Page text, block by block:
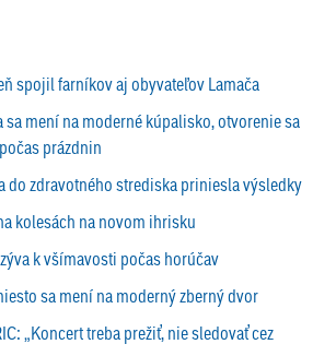
spojil farníkov aj obyvateľov Lamača
sa mení na moderné kúpalisko, otvorenie sa
prázdnin
do zdravotného strediska priniesla výsledky
kolesách na novom ihrisku
k všímavosti počas horúčav
sa mení na moderný zberný dvor
„Koncert treba prežiť, nie sledovať cez